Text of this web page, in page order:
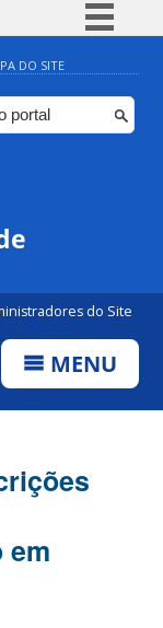
BR
DO SITE
do Site
MENU
em